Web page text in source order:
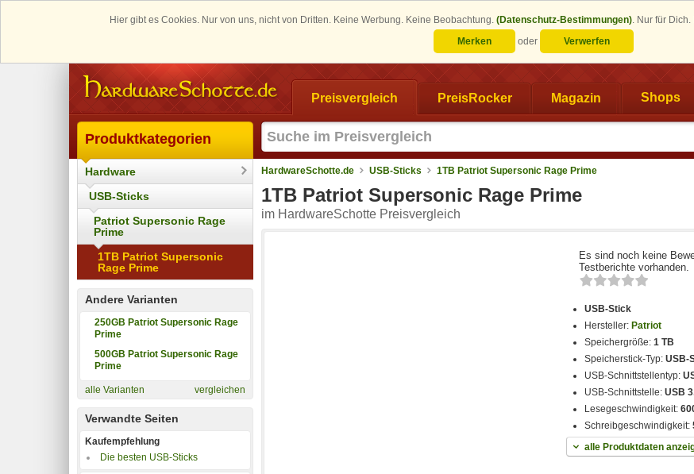
Hier gibt es Cookies. Nur von uns, nicht von Dritten. Keine Werbung. Keine Beobachtung. (Datenschutz-Bestimmungen). Nur für
Merken
oder Verwerfen
Preisvergleich PreisRocker Magazin Shops
Produktkategorien
Hardware
USB-Sticks
Patriot Supersonic Rage
Prime
1TB Patriot Supersonic
Rage Prime
Andere Varianten
250GB Patriot Supersonic Rage
Prime
500GB Patriot Supersonic Rage
Prime
alle Varianten vergleichen
Verwandte Seiten
Kaufempfehlung
Die besten USB-Sticks
HardwareSchotte.de USB-Sticks 1TB Patriot Supersonic Rage Prime
1TB Patriot Supersonic Rage Prime
im HardwareSchotte Preisvergleich
Es sind noch keine
Testberichte vorhanden.
USB-Stick
Hersteller: Patriot
Speichergröße:1 TB
Speicherstick-Typ:USB-
USB-Schnittstellentyp:
USB-Schnittstelle:USB
Lesegeschwindigkeit:
Schreibgeschwindigkeit:
alle Produktdaten